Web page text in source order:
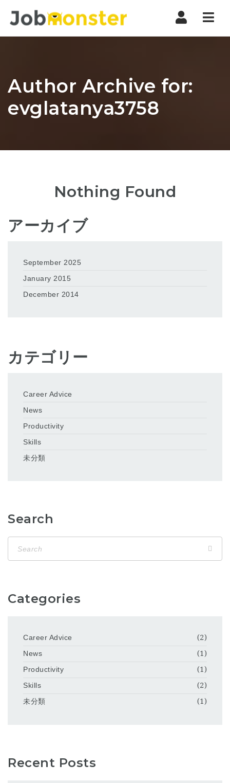
Author Archive for:
evglatanya3758
Nothing Found
アーカイブ
September 2025
January 2015
December 2014
カテゴリー
Career Advice
News
Productivity
Skills
未分類
Search
Categories
Career Advice
(2)
News
(1)
Productivity
(1)
Skills
(2)
未分類
(1)
Recent Posts